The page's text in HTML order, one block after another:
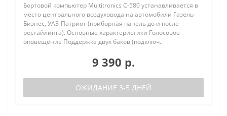
Бортовой компьютер Multitronics C-580 устанавливается в
место центрального воздуховода на автомобили Газель-
Бизнес, УАЗ-Патриот (приборная панель до и после
рестайлинга). Основные характеристики Голосовое
оповещение Поддержка двух баков (подключ..
9 390 р.
ОЖИДАНИЕ 3-5 ДНЕЙ